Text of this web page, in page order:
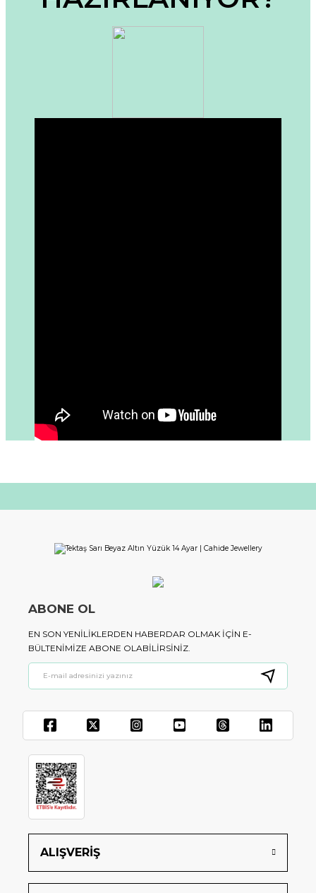
Bu ürüne benzer farklı alternatifler olmalı.
ALIŞVERİŞ
ABONE OL
EN SON YENILIKLERDEN HABERDAR OLMAK IÇIN E-
BÜLTENIMIZE ABONE OLABILIRSINIZ.